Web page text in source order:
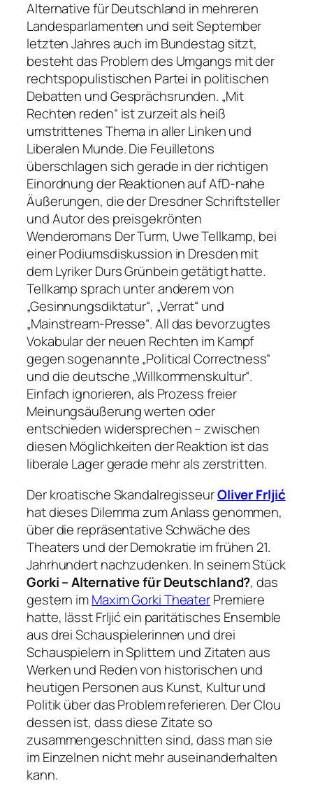
Alternative für Deutschland in mehreren
Landesparlamenten und seit September
letzten Jahres auch im Bundestag sitzt,
besteht das Problem des Umgangs mit der
rechtspopulistischen Partei in politischen
Debatten und Gesprächsrunden. „Mit
Rechten reden“ ist zurzeit als heiß
umstrittenes Thema in aller Linken und
Liberalen Munde. Die Feuilletons
überschlagen sich gerade in der richtigen
Einordnung der Reaktionen auf AfD-nahe
Äußerungen, die der Dresdner Schriftsteller
und Autor des preisgekrönten
Wenderomans Der Turm, Uwe Tellkamp, bei
einer Podiumsdiskussion in Dresden mit
dem Lyriker Durs Grünbein getätigt hatte.
Tellkamp sprach unter anderem von
„Gesinnungsdiktatur“, „Verrat“ und
„Mainstream-Presse“. All das bevorzugtes
Vokabular der neuen Rechten im Kampf
gegen sogenannte „Political Correctness“
und die deutsche „Willkommenskultur“.
Einfach ignorieren, als Prozess freier
Meinungsäußerung werten oder
entschieden widersprechen – zwischen
diesen Möglichkeiten der Reaktion ist das
liberale Lager gerade mehr als zerstritten.
Der kroatische SkandalregisseurOliver Frljić
hat dieses Dilemma zum Anlass genommen,
über die repräsentative Schwäche des
Theaters und der Demokratie im frühen 21.
Jahrhundert nachzudenken. In seinem Stück
Gorki – Alternative für Deutschland?, das
gestern imMaxim Gorki TheaterPremiere
hatte, lässt Frljić ein paritätisches Ensemble
aus drei Schauspielerinnen und drei
Schauspielern in Splittern und Zitaten aus
Werken und Reden von historischen und
heutigen Personen aus Kunst, Kultur und
Politik über das Problem referieren. Der Clou
dessen ist, dass diese Zitate so
zusammengeschnitten sind, dass man sie
im Einzelnen nicht mehr auseinanderhalten
kann.